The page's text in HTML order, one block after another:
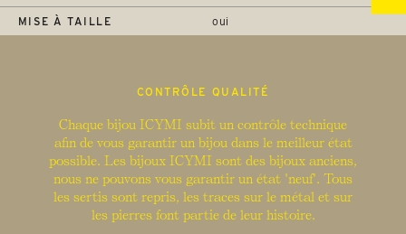
MISE À TAILLE oui
CONTRÔLE QUALITÉ
Chaque bijou ICYMI subit un contrôle technique
afin de vous garantir un bijou dans le meilleur état
possible. Les bijoux ICYMI sont des bijoux anciens,
nous ne pouvons vous garantir un état "neuf". Tous
les sertis sont repris, les traces sur le métal et sur
les pierres font partie de leur histoire.